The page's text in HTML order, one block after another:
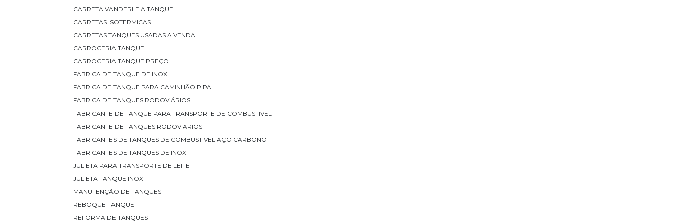
CARRETA VANDERLEIA TANQUE
CARRETAS ISOTERMICAS
CARRETAS TANQUES USADAS A VENDA
CARROCERIA TANQUE
CARROCERIA TANQUE PREÇO
FABRICA DE TANQUE DE INOX
FABRICA DE TANQUE PARA CAMINHÃO PIPA
FABRICA DE TANQUES RODOVIÁRIOS
FABRICANTE DE TANQUE PARA TRANSPORTE DE COMBUSTIVEL
FABRICANTE DE TANQUES RODOVIARIOS
FABRICANTES DE TANQUES DE COMBUSTIVEL AÇO CARBONO
FABRICANTES DE TANQUES DE INOX
JULIETA PARA TRANSPORTE DE LEITE
JULIETA TANQUE INOX
MANUTENÇÃO DE TANQUES
REBOQUE TANQUE
REFORMA DE TANQUES